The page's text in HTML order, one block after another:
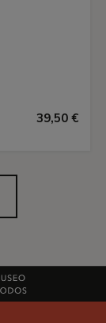
39,50 €